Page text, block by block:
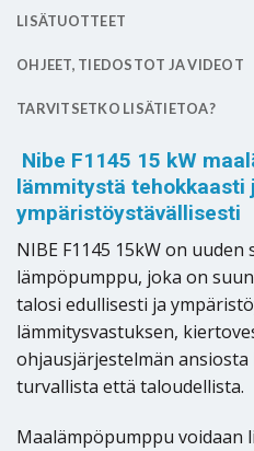
LISÄTUOTTEET
OHJEET, TIEDOSTOT JA VIDEOT
TARVITSETKO LISÄTIETOA?
Nibe F1145 15 kW
lämmitystä tehokkaasti
ympäristöystävällisesti
NIBE F1145 15kW on uuden
lämpöpumppu, joka on
talosi edullisesti ja
lämmitysvastuksen,
ohjausjärjestelmän
turvallista että taloudellista.
Maalämpöpumppu voidaan